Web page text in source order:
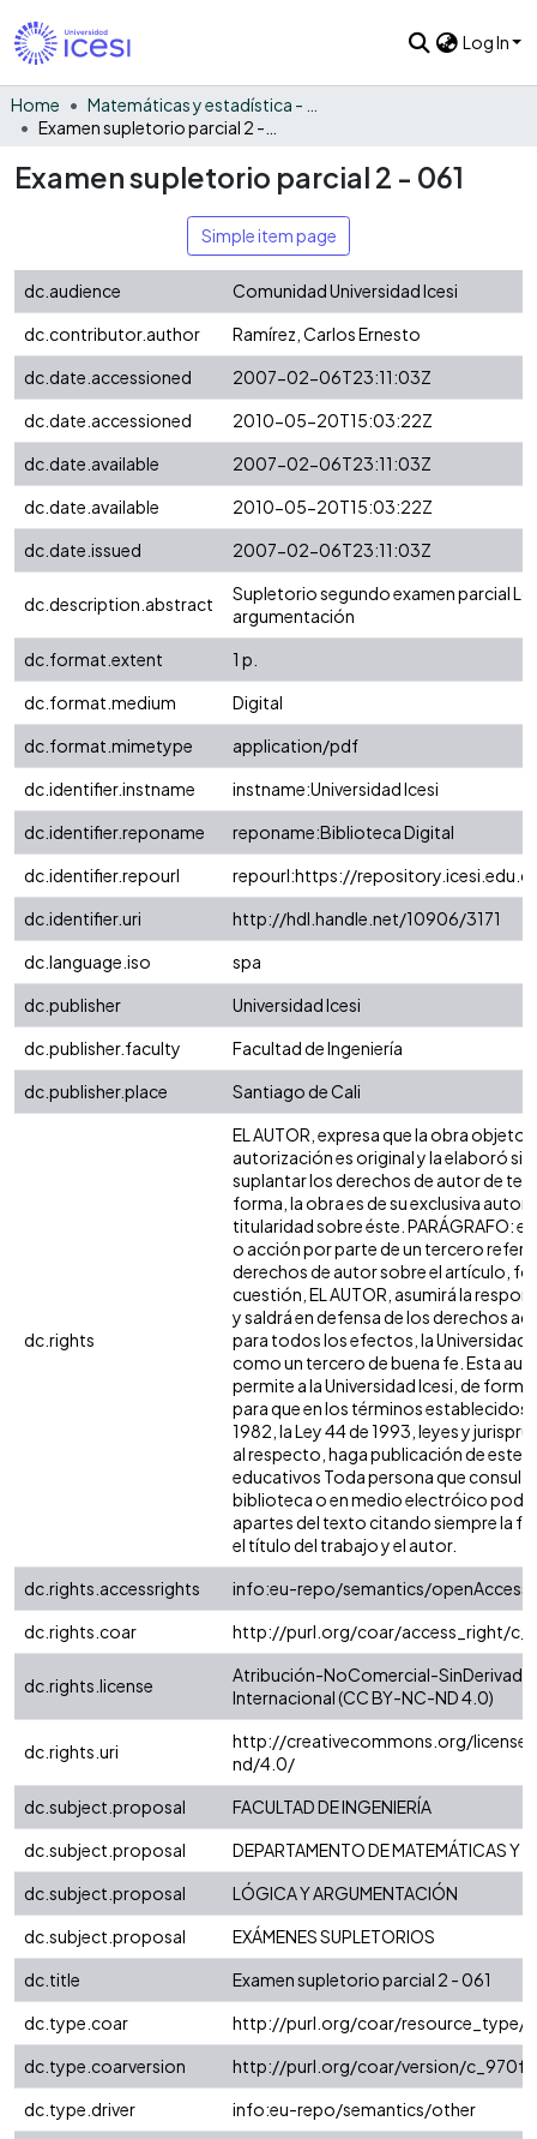
Log In
Home
Examen supletorio parcial 2 - 061
Simple item page
dc.audience
Comunidad Universidad Icesi
dc.contributor.author
Ramírez, Carlos Ernesto
dc.date.accessioned
2007-02-06T23:11:03Z
dc.date.accessioned
2010-05-20T15:03:22Z
dc.date.available
2007-02-06T23:11:03Z
dc.date.available
2010-05-20T15:03:22Z
dc.date.issued
2007-02-06T23:11:03Z
dc.description.abstract
Supletorio segundo examen parcial
argumentación
dc.format.extent
1 p.
dc.format.medium
Digital
dc.format.mimetype
application/pdf
dc.identifier.instname
instname:Universidad Icesi
dc.identifier.reponame
reponame:Biblioteca Digital
dc.identifier.repourl
repourl:https://
dc.identifier.uri
http://hdl.handle.net/10906/3171
dc.language.iso
spa
dc.publisher
Universidad Icesi
dc.publisher.faculty
Facultad de Ingeniería
dc.publisher.place
Santiago de Cali
dc.rights
EL AUTOR, expresa que la obra objeto
autorización es original y la elaboró
suplantar los derechos de autor de
forma, la obra es de su exclusiva
titularidad sobre éste. PARÁGRAFO:
o acción por parte de un tercero
derechos de autor sobre el artículo,
cuestión, EL AUTOR, asumirá la
y saldrá en defensa de los derechos
para todos los efectos, la Universidad
como un tercero de buena fe. Esta
permite a la Universidad Icesi, de
para que en los términos establecidos
1982, la Ley 44 de 1993, leyes y
al respecto, haga publicación de este
educativos Toda persona que consulte
biblioteca o en medio electróico
apartes del texto citando siempre la
el título del trabajo y el autor.
dc.rights.accessrights
info:eu-repo/semantics/openAccess
dc.rights.coar
http://purl.org/coar/access_right/
dc.rights.license
Atribución-NoComercial-
Internacional (CC BY-NC-ND 4.0)
dc.rights.uri
http://creativecommons.org/
nd/4.0/
dc.subject.proposal
FACULTAD DE INGENIERÍA
dc.subject.proposal
DEPARTAMENTO DE MATEMÁTICAS Y
dc.subject.proposal
LÓGICA Y ARGUMENTACIÓN
dc.subject.proposal
EXÁMENES SUPLETORIOS
dc.title
Examen supletorio parcial 2 - 061
dc.type.coar
http://purl.org/coar/resource_type/
dc.type.coarversion
http://purl.org/coar/version/
dc.type.driver
info:eu-repo/semantics/other